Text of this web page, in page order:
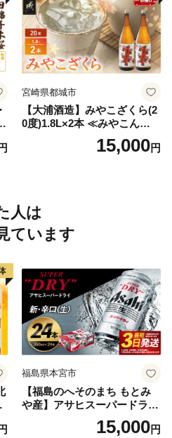
宮崎県都城市
【大浦酒造】みやこざくら(2
0度)1.8L×2本 ≪みやこんじょ
特急便≫_MJ-077115,000円
人は
ています
福島県本宮市
【福島のへそのまち もとみ
や産】アサヒスーパードライ
350ml×24本 合計8.4L 1ケー
ス アルコール度数5% 缶ビー
15,000円